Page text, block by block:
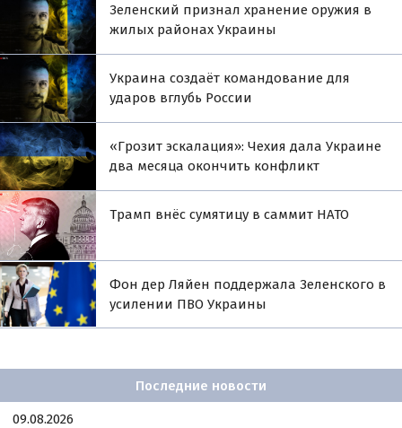
Зеленский признал хранение оружия в
жилых районах Украины
Украина создаёт командование для
ударов вглубь России
«Грозит эскалация»: Чехия дала Украине
два месяца окончить конфликт
Трамп внёс сумятицу в саммит НАТО
Фон дер Ляйен поддержала Зеленского в
усилении ПВО Украины
Последние новости
09.08.2026